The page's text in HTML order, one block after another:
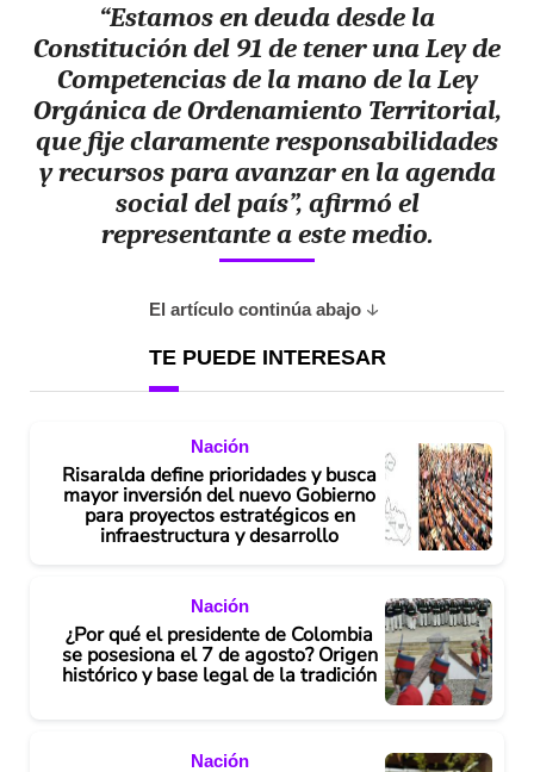
“Estamos en deuda desde la
Constitución del 91 de tener una Ley de
Competencias de la mano de la Ley
Orgánica de Ordenamiento Territorial,
que fije claramente responsabilidades
y recursos para avanzar en la agenda
social del país”, afirmó el
representante a este medio.
El artículo continúa abajo
TE PUEDE INTERESAR
Nación
Risaralda define prioridades y busca
mayor inversión del nuevo Gobierno
para proyectos estratégicos en
infraestructura y desarrollo
Nación
¿Por qué el presidente de Colombia
se posesiona el 7 de agosto? Origen
histórico y base legal de la tradición
Nación